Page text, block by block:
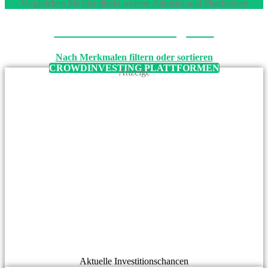
Vergleichen Sie hier direkt weitere Anbieter und Plattformen
Nach Merkmalen filtern oder sortieren
CROWDINVESTING PLATTFORMEN
Anzeige
Aktuelle Investitionschancen